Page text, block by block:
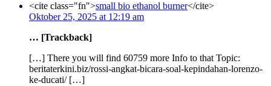
<cite class="fn">small bio ethanol burner</cite>
Oktober 25, 2025 at 12:19 am
… [Trackback]
[…] There you will find 60759 more Info to that Topic:
beritaterkini.biz/rossi-angkat-bicara-soal-kepindahan-lorenzo-
ke-ducati/ […]